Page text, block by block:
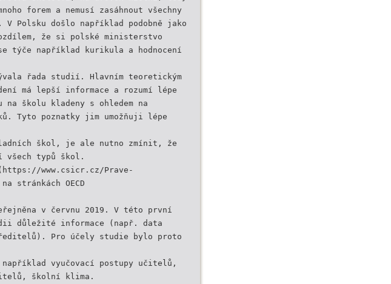
forem a nemusí zasáhnout všechny
V Polsku došlo například podobně jako
že si polské ministerstvo
týče například kurikula a hodnocení
řada studií. Hlavním teoretickým
má lepší informace a rozumí lépe
na školu kladeny s ohledem na
Tyto poznatky jim umožňuji lépe
škol, je ale nutno zmínit, že
typů škol.
www.csicr.cz/Prave-
stránkách OECD
v červnu 2019. V této první
důležité informace (např. data
Pro účely studie bylo proto
vyučovací postupy učitelů,
školní klima.